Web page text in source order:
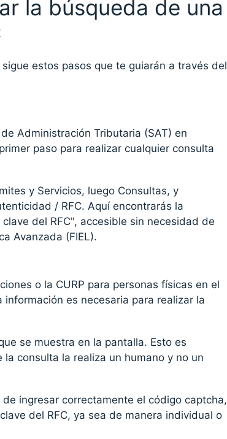
la búsqueda de una
estos pasos que te guiarán a través del
Administración Tributaria (SAT) en
paso para realizar cualquier consulta
y Servicios, luego Consultas, y
/ RFC. Aquí encontrarás la
del RFC", accesible sin necesidad de
Avanzada (FIEL).
o la CURP para personas físicas en el
es necesaria para realizar la
se muestra en la pantalla. Esto es
la consulta la realiza un humano y no un
ingresar correctamente el código captcha,
del RFC, ya sea de manera individual o